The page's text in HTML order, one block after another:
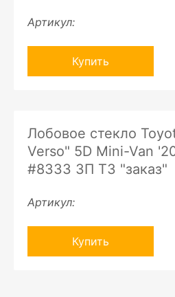
Артикул:
Купить
Лобовое стекло
Verso" 5D Mini-Van
#8333 ЗП ТЗ "заказ"
Артикул:
Купить